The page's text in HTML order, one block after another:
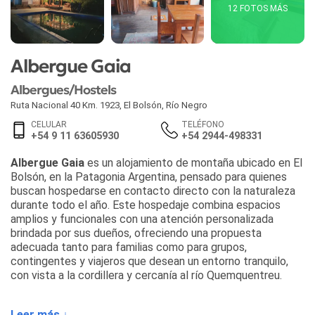
12 FOTOS MÁS
Albergue Gaia
Albergues/Hostels
Ruta Nacional 40 Km. 1923 El Bolsón Río Negro
CELULAR
+54 9 11 63605930
TELÉFONO
+54 2944-498331
Albergue Gaia es un alojamiento de montaña ubicado en El
Bolsón, en la Patagonia Argentina, pensado para quienes
buscan hospedarse en contacto directo con la naturaleza
durante todo el año. Este hospedaje combina espacios
amplios y funcionales con una atención personalizada
brindada por sus dueños, ofreciendo una propuesta
adecuada tanto para familias como para grupos,
contingentes y viajeros que desean un entorno tranquilo,
con vista a la cordillera y cercanía al río Quemquentreu.